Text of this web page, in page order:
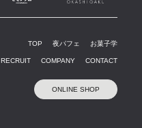
TOP 夜パフェ お菓子学
RECRUIT COMPANY CONTACT
ONLINE SHOP